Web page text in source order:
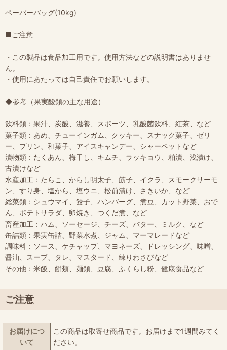
ペーパーバッグ(10kg)
■ご注意
・この製品は食品加工用です。使用方法などの説明書はありませ
ん。
・使用にあたっては自己責任でお願いします。
◆参考（果実酸類の主な用途）
飲料類：果汁、炭酸、滋養、スポーツ、乳酸菌飲料、紅茶、など
菓子類：あめ、チューインガム、クッキー、スナック菓子、ゼリ
ー、プリン、和菓子、アイスキャンデー、シャーベットなど
漬物類：たくあん、梅干し、キムチ、ラッキョウ、粕漬、浅漬け、
古漬けなど
水産加工：たらこ、からし明太子、筋子、イクラ、スモークサーモ
ン、すり身、塩から、塩ウニ、松前漬け、さきいか、など
総菜類：シュウマイ、餃子、ハンバーグ、煮豆、カット野菜、おで
ん、ポテトサラダ、卵焼き、つくだ煮、など
畜産加工：ハム、ソーセージ、チーズ、バター、ミルク、など
缶詰類：果実缶詰、野菜水煮、ジャム、マーマレードなど
調味料：ソース、ケチャップ、マヨネーズ、ドレッシング、味噌、
醤油、スープ、タレ、マスタード、練りわさびなど
その他：米飯、餅類、麺類、豆腐、ふくらし粉、健康食品など
ご注意
お届けにつ
いて
この商品は取寄せ商品です。お届けまで1週間みてく
ださい。